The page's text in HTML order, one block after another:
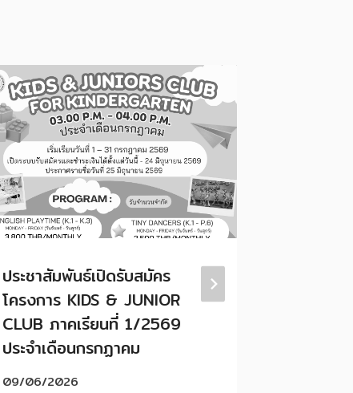
ประชาสัมพันธ์เปิดรับสมัคร
โครงการ KIDS & JUNIOR
CLUB ภาคเรียนที่ 1/2569
ประจำเดือนกรกฏาคม
09/06/2026